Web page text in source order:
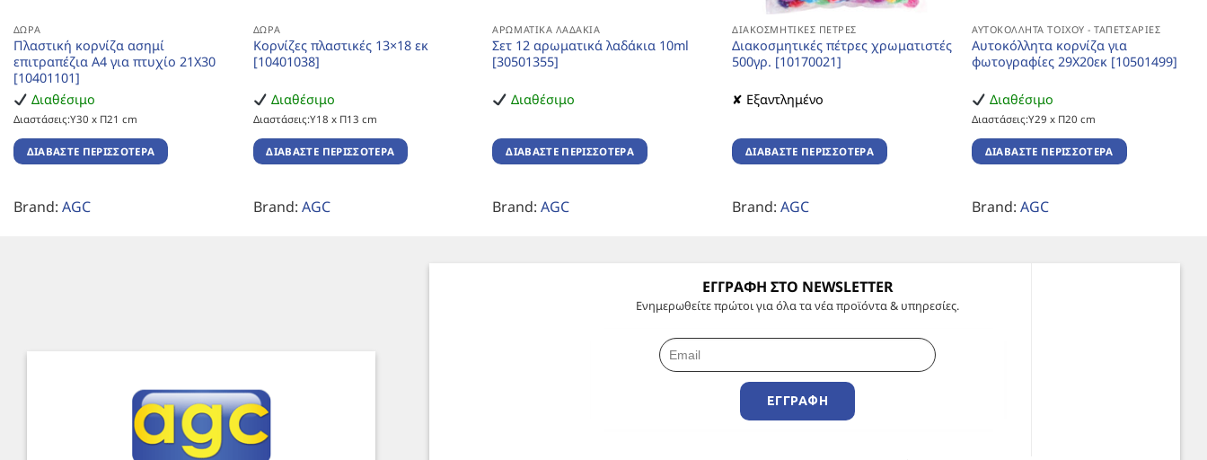
ΔΏΡΑ
Πλαστική κορνίζα ασημί
επιτραπέζια Α4 για πτυχίο 21Χ30
[10401101]
Διαθέσιμο
Διαστάσεις:Υ30 x Π21 cm
ΔΙΑΒΆΣΤΕ ΠΕΡΙΣΣΌΤΕΡΑ
Brand: AGC
ΔΏΡΑ
Κορνίζες πλαστικές 13×18 εκ
[10401038]
Διαθέσιμο
Διαστάσεις:Υ18 x Π13 cm
ΔΙΑΒΆΣΤΕ ΠΕΡΙΣΣΌΤΕΡΑ
Brand: AGC
ΑΡΩΜΑΤΙΚΆ ΛΑΔΆΚΙΑ
Σετ 12 αρωματικά λαδάκια 10ml
[30501355]
Διαθέσιμο
ΔΙΑΒΆΣΤΕ ΠΕΡΙΣΣΌΤΕΡΑ
Brand:AGC
ΔΙΑΚΟΣΜΗΤΙΚΈΣ ΠΈΤΡΕΣ
Διακοσμητικές πέτρες χρωματιστές
500γρ. [10170021]
✘ Εξαντλημένο
ΔΙΑΒΆΣΤΕ ΠΕΡΙΣΣΌΤΕΡΑ
Brand:AGC
ΑΥΤΟΚΌΛΛΗΤΑ ΤΟΊΧΟΥ - ΤΑΠΕΤΣΑΡΊΕΣ
Αυτοκόλλητα κορνίζα για
φωτογραφίες 29Χ20εκ [10501499]
Διαθέσιμο
Διαστάσεις:Υ29 x Π20 cm
ΔΙΑΒΆΣΤΕ ΠΕΡΙΣΣΌΤΕΡΑ
Brand: AGC
ΕΓΓΡΑΦΗ ΣΤΟ NEWSLETTER
Ενημερωθείτε πρώτοι για όλα τα νέα προϊόντα & υπηρεσίες.
ΕΓΓΡΑΦΉ